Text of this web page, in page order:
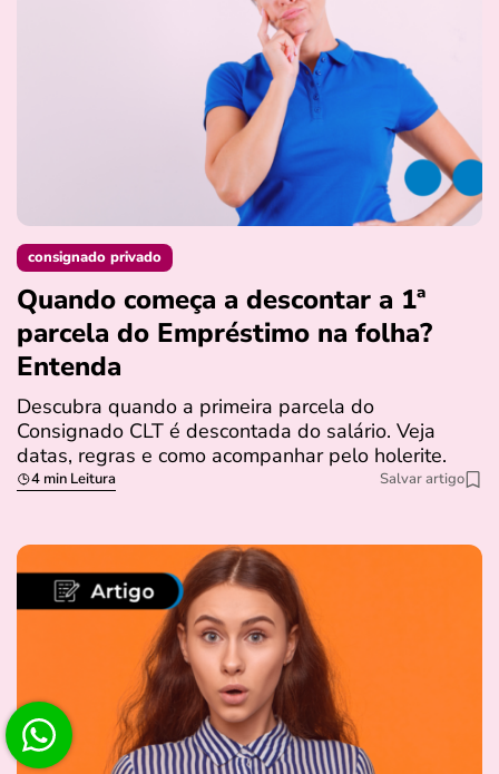
consignado privado
Quando começa a descontar a 1ª
parcela do Empréstimo na folha?
Entenda
Descubra quando a primeira parcela do
Consignado CLT é descontada do salário. Veja
datas, regras e como acompanhar pelo holerite.
4 min Leitura Salvar artigo